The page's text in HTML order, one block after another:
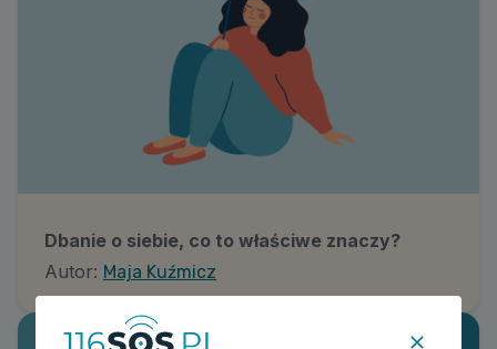
Dbanie o siebie, co to właściwe znaczy?
Autor: Maja Kuźmicz